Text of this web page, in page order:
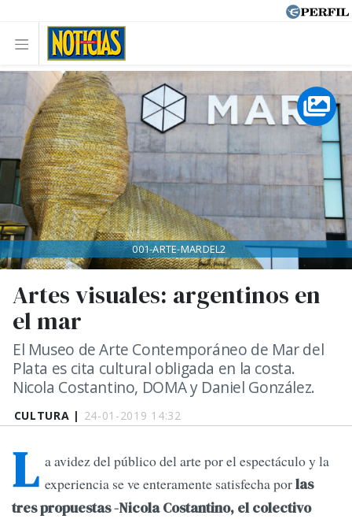
CULTURA | 24-01-2019 14:32
Artes visuales: argentinos en
el mar
El Museo de Arte Contemporáneo de Mar del
Plata es cita cultural obligada en la costa.
Nicola Costantino, DOMA y Daniel González.
001-ARTE-MARDEL2
L a avidez del público del arte por el espectáculo y la
experiencia se ve enteramente satisfecha porlas
tres propuestas -Nicola Costantino, el colectivo